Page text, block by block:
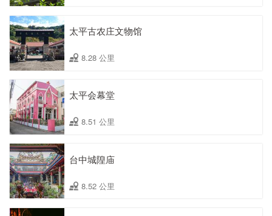
太平古农庄文物馆
8.28 公里
太平会幕堂
8.51 公里
台中城隍庙
8.52 公里